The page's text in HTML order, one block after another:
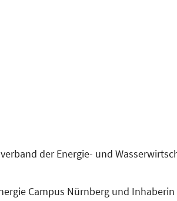
der Energie- und
Campus Nürnberg und